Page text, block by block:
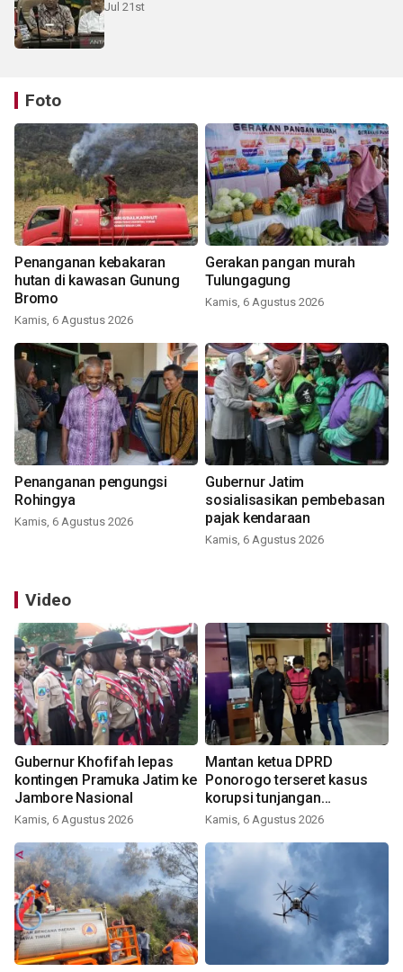
Jul 21st
Foto
Penanganan kebakaran
hutan di kawasan Gunung
Bromo
Kamis, 6 Agustus 2026
Gerakan pangan murah
Tulungagung
Kamis, 6 Agustus 2026
Penanganan pengungsi
Rohingya
Kamis, 6 Agustus 2026
Gubernur Jatim
sosialisasikan pembebasan
pajak kendaraan
Kamis, 6 Agustus 2026
Video
Gubernur Khofifah lepas
kontingen Pramuka Jatim ke
Jambore Nasional
Kamis, 6 Agustus 2026
Mantan ketua DPRD
Ponorogo terseret kasus
korupsi tunjangan
perumahan
Kamis, 6 Agustus 2026